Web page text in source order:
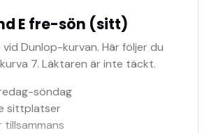
E fre-sön (sitt)
Dunlop-kurvan. Här följer du
7. Läktaren är inte täckt.
söndag
sittplatser